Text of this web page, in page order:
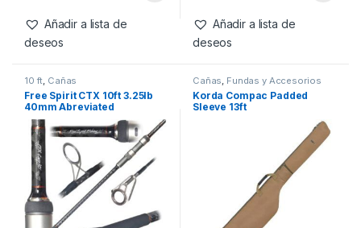
252,00€
Añadir a lista de
Añadir a lista de